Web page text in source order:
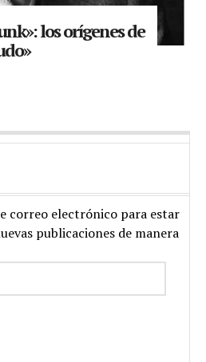
los orígenes de
correo electrónico para estar
publicaciones de manera